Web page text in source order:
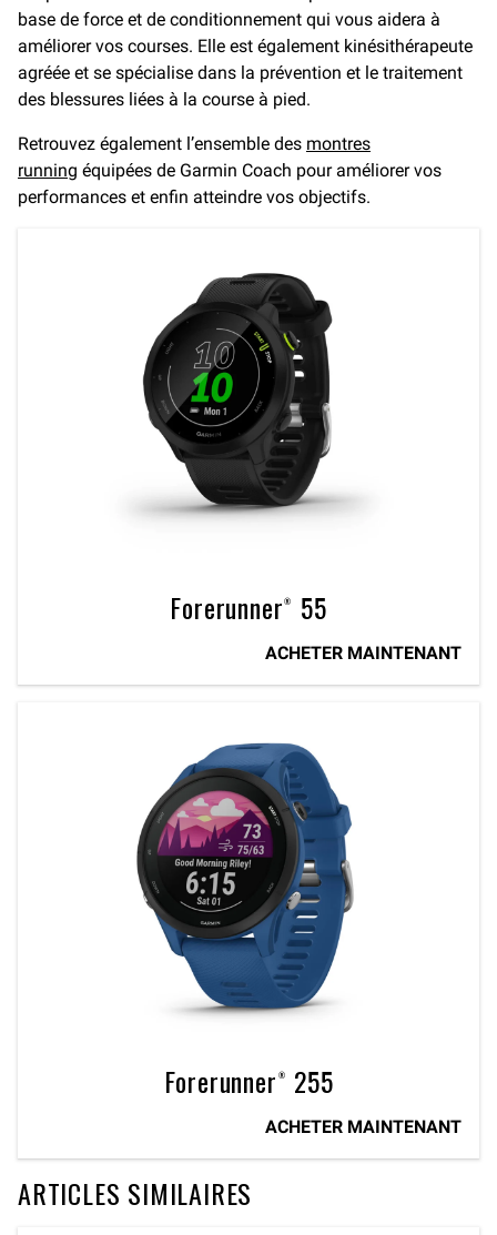
base de force et de conditionnement qui vous aidera à
améliorer vos courses. Elle est également kinésithérapeute
agréée et se spécialise dans la prévention et le traitement
des blessures liées à la course à pied.
Retrouvez également l’ensemble des montres
running équipées de Garmin Coach pour améliorer vos
performances et enfin atteindre vos objectifs.
Forerunner® 55
ACHETER MAINTENANT
Forerunner® 255
ACHETER MAINTENANT
ARTICLES SIMILAIRES